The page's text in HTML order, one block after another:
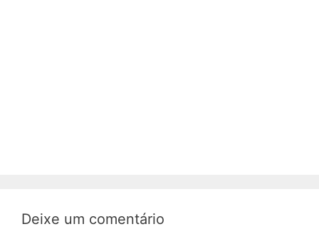
Deixe um comentário